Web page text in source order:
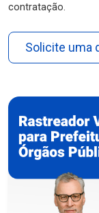
contratação.
Solicite uma